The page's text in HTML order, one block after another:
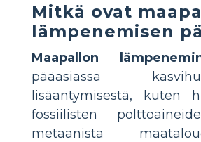
Mitkä ovat
lämpenemisen
Maapallon
pääasiassa
lisääntymisestä, kuten
fossiilisten
metaanista